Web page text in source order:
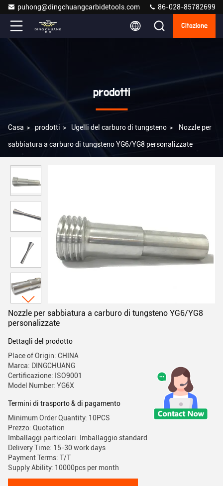
puhong@dingchuangcarbidetools.com 86-028-85782699
Citazione
prodotti
Casa > prodotti > Ugelli del carburo di tungsteno > Nozzle per
sabbiatura a carburo di tungsteno YG6/YG8 personalizzate
Nozzle per sabbiatura a carburo di tungsteno YG6/YG8
personalizzate
Dettagli del prodotto
Place of Origin: CHINA
Marca: DINGCHUANG
Certificazione: ISO9001
Model Number: YG6X
Termini di trasporto & di pagamento
Minimum Order Quantity: 10PCS
Prezzo: Quotation
Imballaggi particolari: Imballaggio standard
Delivery Time: 15-30 work days
Payment Terms: T/T
Supply Ability: 10000pcs per month